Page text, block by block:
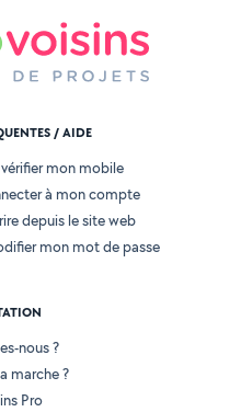
/ AIDE
mon mobile
à mon compte
depuis le site web
mon mot de passe
nous ?
marche ?
Pro